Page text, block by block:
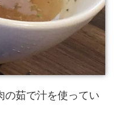
の茹で汁を使ってい